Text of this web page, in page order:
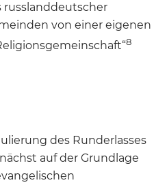
russlanddeutscher
von einer eigenen
8
des Runderlasses
auf der Grundlage